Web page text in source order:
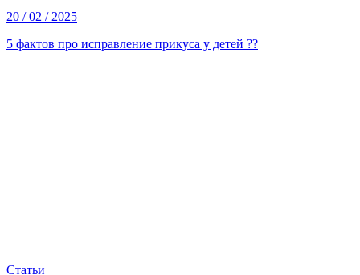
20 / 02 / 2025
5 фактов про исправление прикуса у детей ??
Статьи